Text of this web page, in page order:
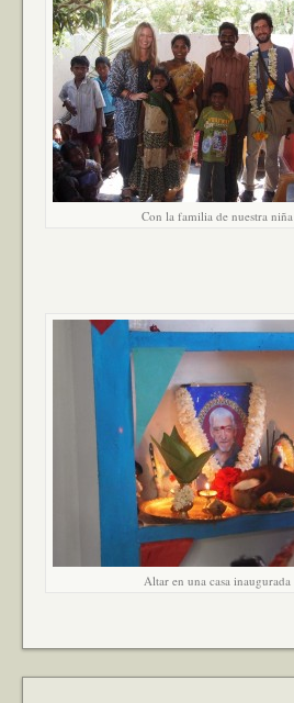
Con la familia de nuestra niña
Altar en una casa inaugurada